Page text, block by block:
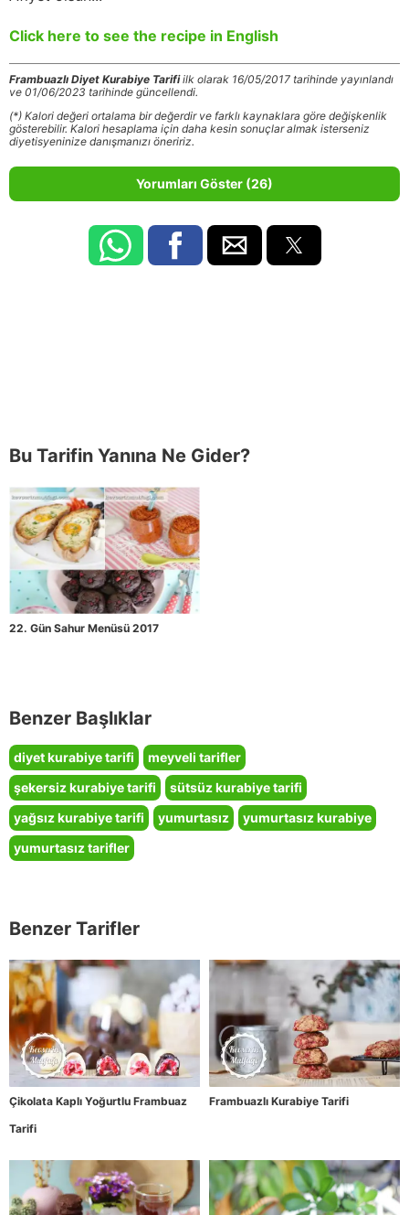
Click here to see the recipe in English
Frambuazlı Diyet Kurabiye Tarifiilk olarak 16/05/2017 tarihinde yayınlandı
ve 01/06/2023 tarihinde güncellendi.
(*) Kalori değeri ortalama bir değerdir ve farklı kaynaklara göre değişkenlik
gösterebilir. Kalori hesaplama için daha kesin sonuçlar almak isterseniz
diyetisyeninize danışmanızı öneririz.
Yorumları Göster (26)
Bu Tarifin Yanına Ne Gider?
22. Gün Sahur Menüsü 2017
Benzer Başlıklar
diyet kurabiye tarifi
meyveli tarifler
şekersiz kurabiye tarifi
sütsüz kurabiye tarifi
yağsız kurabiye tarifi
yumurtasız
yumurtasız kurabiye
yumurtasız tarifler
Benzer Tarifler
Çikolata Kaplı Yoğurtlu Frambuaz
Tarifi
Frambuazlı Kurabiye Tarifi